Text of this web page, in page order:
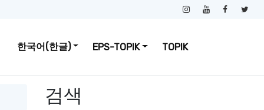
한국어(한글) EPS-TOPIK TOPIK
검색